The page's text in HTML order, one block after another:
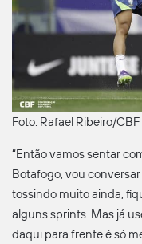
Foto: Rafael Ribeiro/CBF
“Então vamos sentar
Botafogo, vou
tossindo muito ainda,
alguns sprints. Mas já
daqui para frente é só